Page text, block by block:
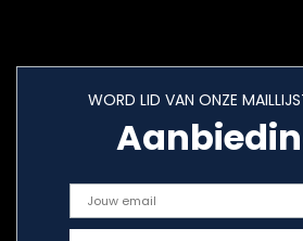
WORD LID VAN ONZE